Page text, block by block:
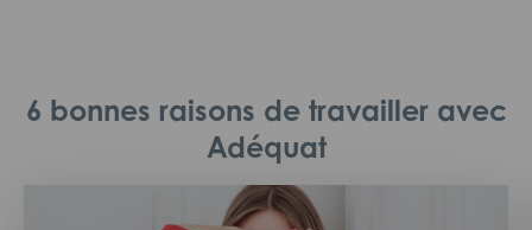
6 bonnes raisons de travailler avec
Adéquat